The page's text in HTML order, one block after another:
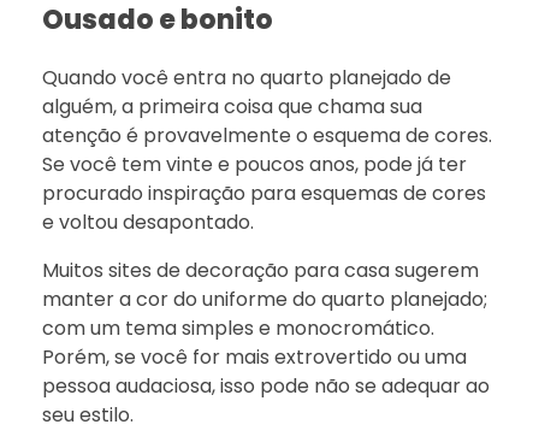
Ousado e bonito
Quando você entra no quarto planejado de
alguém, a primeira coisa que chama sua
atenção é provavelmente o esquema de cores.
Se você tem vinte e poucos anos, pode já ter
procurado inspiração para esquemas de cores
e voltou desapontado.
Muitos sites de decoração para casa sugerem
manter a cor do uniforme do quarto planejado;
com um tema simples e monocromático.
Porém, se você for mais extrovertido ou uma
pessoa audaciosa, isso pode não se adequar ao
seu estilo.